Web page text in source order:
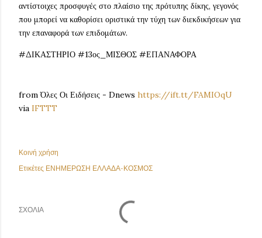
αντίστοιχες προσφυγές στο πλαίσιο της πρότυπης δίκης, γεγονός
που μπορεί να καθορίσει οριστικά την τύχη των διεκδικήσεων για
την επαναφορά των επιδομάτων.
#ΔΙΚΑΣΤΗΡΙΟ #13ος_ΜΙΣΘΟΣ #ΕΠΑΝΑΦΟΡΑ
from Όλες Οι Ειδήσεις - Dnews https://ift.tt/FAMIOqU
via IFTTT
Κοινή χρήση
Ετικέτες ΕΝΗΜΕΡΩΣΗ ΕΛΛΑΔΑ-ΚΟΣΜΟΣ
ΣΧΌΛΙΑ